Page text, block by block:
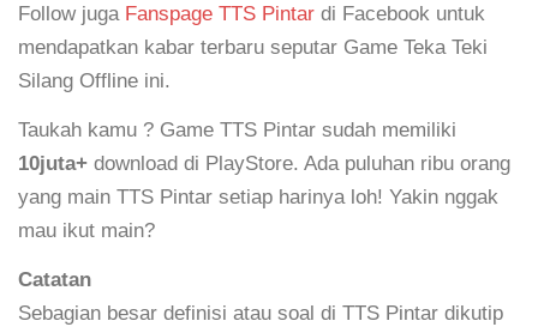
Follow juga Fanspage TTS Pintar di Facebook untuk
mendapatkan kabar terbaru seputar Game Teka Teki
Silang Offline ini.
Taukah kamu ? Game TTS Pintar sudah memiliki
10juta+ download di PlayStore. Ada puluhan ribu orang
yang main TTS Pintar setiap harinya loh! Yakin nggak
mau ikut main?
Catatan
Sebagian besar definisi atau soal di TTS Pintar dikutip